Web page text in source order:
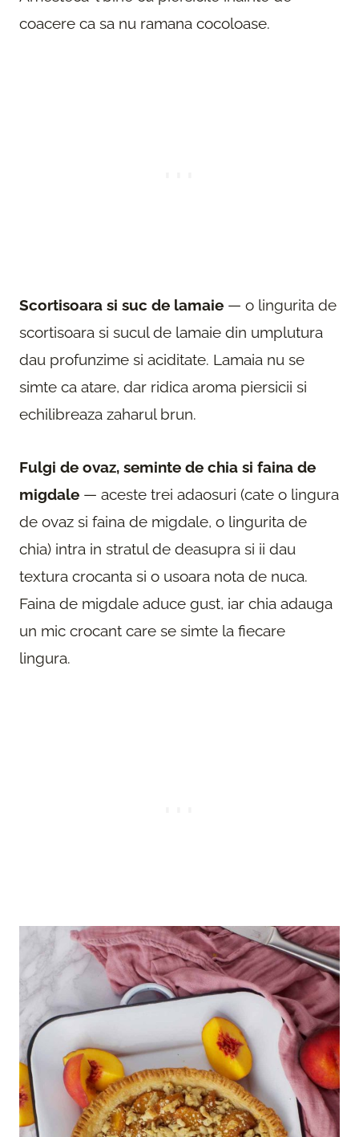
coacere ca sa nu ramana cocoloase.
Scortisoara si suc de lamaie — o lingurita de
scortisoara si sucul de lamaie din umplutura
dau profunzime si aciditate. Lamaia nu se
simte ca atare, dar ridica aroma piersicii si
echilibreaza zaharul brun.
Fulgi de ovaz, seminte de chia si faina de
migdale — aceste trei adaosuri (cate o lingura
de ovaz si faina de migdale, o lingurita de
chia) intra in stratul de deasupra si ii dau
textura crocanta si o usoara nota de nuca.
Faina de migdale aduce gust, iar chia adauga
un mic crocant care se simte la fiecare
lingura.